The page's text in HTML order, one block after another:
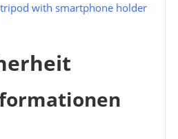
with smartphone holder